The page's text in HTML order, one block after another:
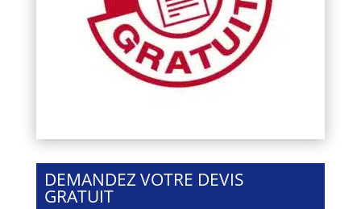
DEMANDEZ VOTRE DEVIS
GRATUIT